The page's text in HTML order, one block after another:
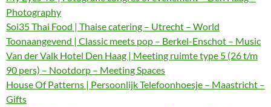
Photography
Soi35 Thai Food | Thaise catering – Utrecht – World
Toonaangevend | Classic meets pop – Berkel-Enschot – Music
Van der Valk Hotel Den Haag | Meeting ruimte type 5 (26 t/m
90 pers) – Nootdorp – Meeting Spaces
House Of Patterns | Persoonlijk Telefoonhoesje – Maastricht –
Gifts